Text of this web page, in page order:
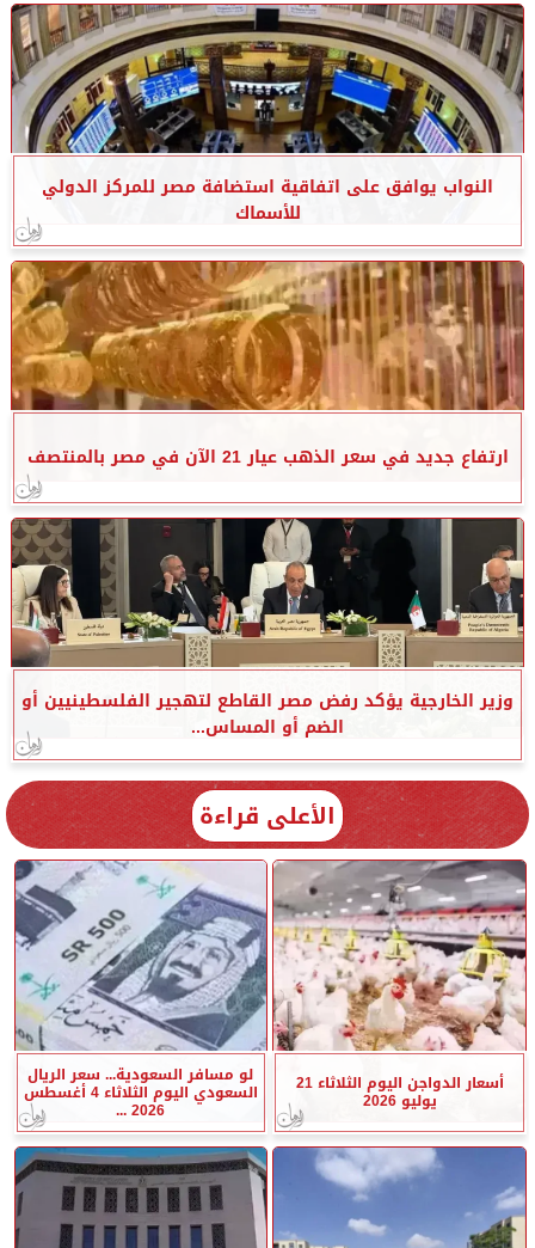
النواب يوافق على اتفاقية استضافة مصر للمركز الدولي
للأسماك
ارتفاع جديد في سعر الذهب عيار 21 الآن في مصر بالمنتصف
وزير الخارجية يؤكد رفض مصر القاطع لتهجير الفلسطينيين أو
الضم أو المساس...
الأعلى قراءة
أسعار الدواجن اليوم الثلاثاء 21
يوليو 2026
لو مسافر السعودية... سعر الريال
السعودي اليوم الثلاثاء 4 أغسطس
2026 ...